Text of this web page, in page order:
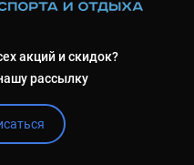
акций и скидок?
рассылку